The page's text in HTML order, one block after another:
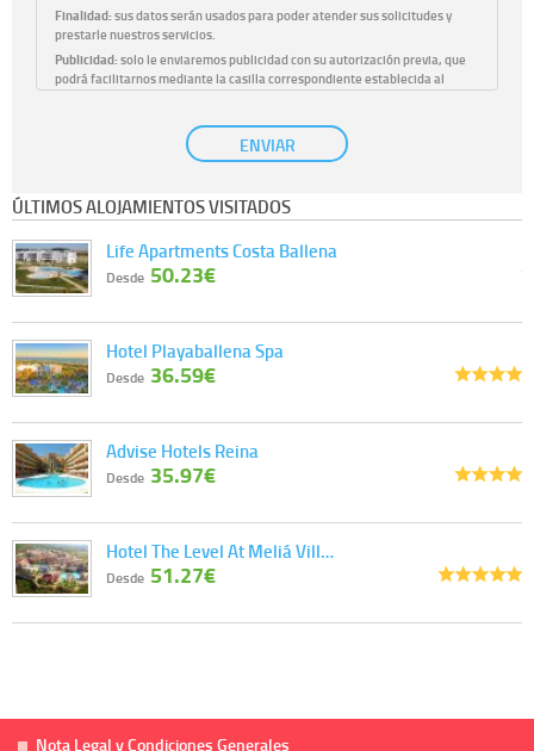
Finalidad:sus datos serán usados para poder atender sus solicitudes y
prestarle nuestros servicios.
Publicidad:solo le enviaremos publicidad con su autorización previa, que
podrá facilitarnos mediante la casilla correspondiente establecida al
únicamente trataremos sus datos con su consentimiento
previo, que podrá facilitarnos mediante la casilla correspondiente
que esté debidamente autorizado podrá tener conocimiento de la
información que le pedimos. No se comunicarán datos a terceros.
Derechos:
tiene derecho a saber qué información tenemos sobre usted,
corregirla y eliminarla, tal y como se explica en la información adicional
disponible en nuestra página web.
ENVIAR
ÚLTIMOS ALOJAMIENTOS VISITADOS
Life Apartments Costa Ballena
Desde 50.23€
Hotel Playaballena Spa
Desde 36.59€
Advise Hotels Reina
Desde 35.97€
Hotel The Level At Meliá Vill…
Desde 51.27€
Nota Legal y Condiciones Generales